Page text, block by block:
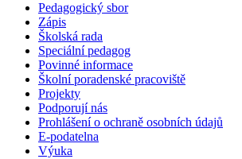
Pedagogický sbor
Zápis
Školská rada
Speciální pedagog
Povinné informace
Školní poradenské pracoviště
Projekty
Podporují nás
Prohlášení o ochraně osobních údajů
E-podatelna
Výuka